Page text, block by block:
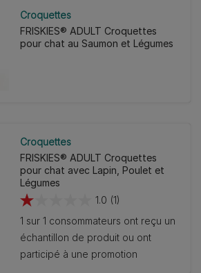
Croquettes
FRISKIES® ADULT Croquettes
pour chat au Saumon et Légumes
Croquettes
FRISKIES® ADULT Croquettes
pour chat avec Lapin, Poulet et
Légumes
1.0 (1)
1.0
sur
5
étoiles.
1 sur 1 consommateurs ont reçu un
échantillon de produit ou ont
participé à une promotion